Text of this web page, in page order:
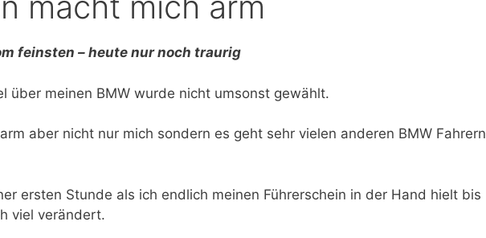
feinsten – heute nur noch traurig
über meinen BMW wurde nicht umsonst gewählt.
aber nicht nur mich sondern es geht sehr vielen anderen BMW Fahrern
ersten Stunde als ich endlich meinen Führerschein in der Hand hielt bis
viel verändert.